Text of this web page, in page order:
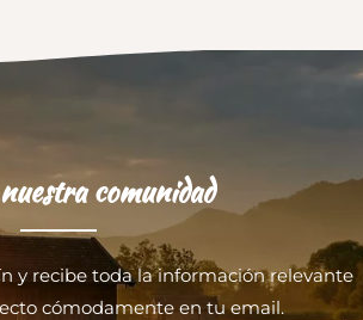
comunidad
y recibe toda la información relevante
cómodamente en tu email.